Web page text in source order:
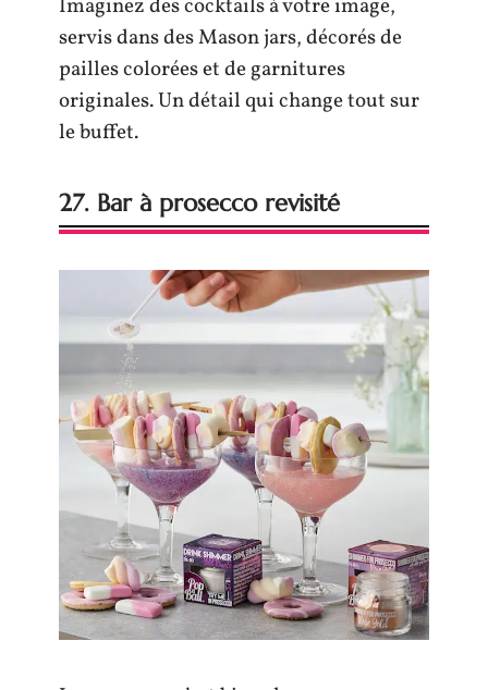
Imaginez des cocktails à votre image,
servis dans des Mason jars, décorés de
pailles colorées et de garnitures
originales. Un détail qui change tout sur
le buffet.
27. Bar à prosecco revisité